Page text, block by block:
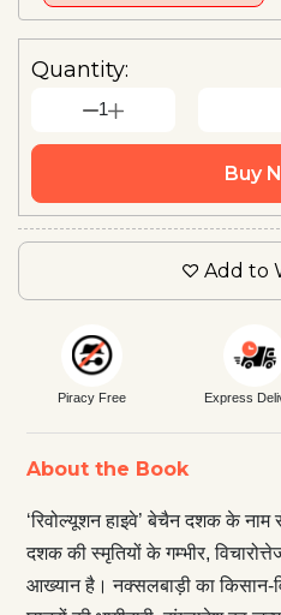
Quantity:
1
Buy
Add to
Piracy Free Express
About the Book
‘रिवोल्यूशन हाइवे’ बेचैन दशक के
दशक की स्मृतियों के गम्भीर,
आख्यान है। नक्सलबाड़ी का किसान-